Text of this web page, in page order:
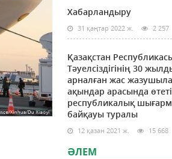
Хабарландыру
31 қаңтар 2022 ж. 2 257
Қазақстан
Тәуелсіздігінің 30
арналған жас
ақындар арасында
республикалық
байқауы туралы
12 қазан 2021 ж. 15 668
ӘЛЕМ